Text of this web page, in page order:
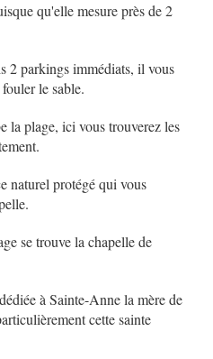
qu'elle mesure près de 2
2 parkings immédiats, il vous
le sable.
la plage, ici vous trouverez les
naturel protégé qui vous
se trouve la chapelle de
à Sainte-Anne la mère de
cette sainte